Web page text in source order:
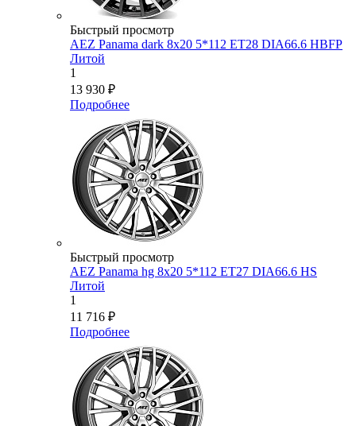
Быстрый просмотр
AEZ Panama dark 8x20 5*112 ET28 DIA66.6 HBFP
Литой
1
13 930 ₽
Подробнее
Быстрый просмотр
AEZ Panama hg 8x20 5*112 ET27 DIA66.6 HS
Литой
1
11 716 ₽
Подробнее